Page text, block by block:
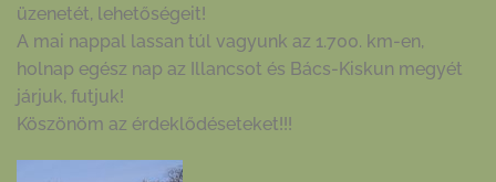
üzenetét, lehetőségeit!
A mai nappal lassan túl vagyunk az 1.700. km-en,
holnap egész nap az Illancsot és Bács-Kiskun megyét
járjuk, futjuk!
Köszönöm az érdeklődéseteket!!!